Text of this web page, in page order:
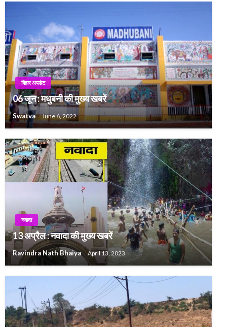
बिहार अपडेट
06 जून : मधुबनी की मुख्य खबरें
Swatva June 6, 2022
नवादा
13 अप्रैल : नवादा की मुख्य खबरें
Ravindra Nath Bhaiya April 13, 2023